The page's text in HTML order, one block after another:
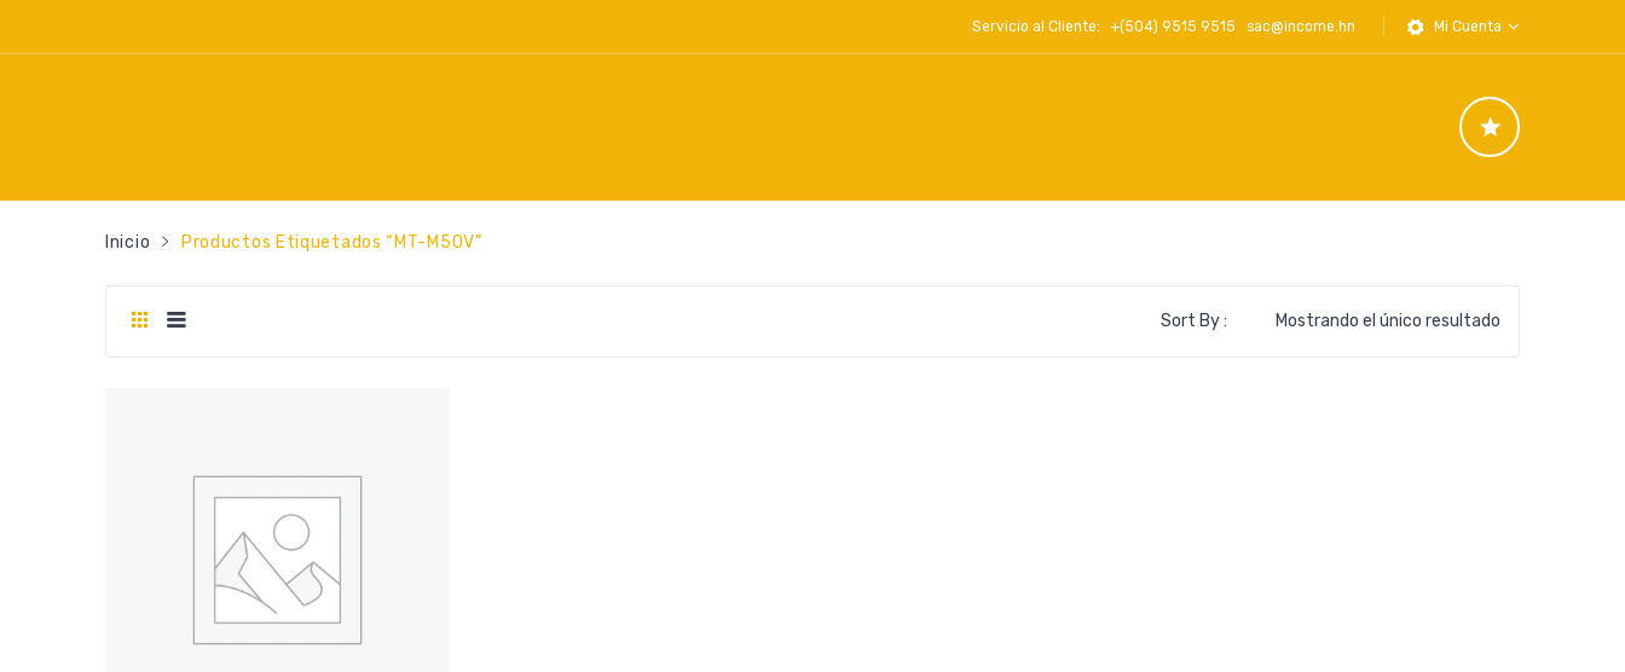
Servicio al Cliente: +(504) 9515 9515 sac@income.hn Mi Cuenta
Inicio Productos Etiquetados “MT-M50V”
Mostrando el único resultado
Sort By :